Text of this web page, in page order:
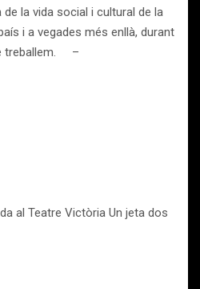
la vida social i cultural de la
i a vegades més enllà, durant
treballem. –
al Teatre Victòria Un jeta dos